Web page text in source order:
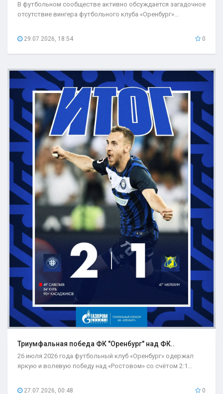
В футбольном сообществе активно обсуждается загадочное
отсутствие вингера футбольного клуба «Оренбург»...
29.07.2026, 18:54 0
Триумфальная победа ФК "Оренбург" над ФК..
26 июля 2026 года футбольный клуб «Оренбург» одержал
яркую и волевую победу над «Ростовом» со счётом 2:1...
27.07.2026, 00:48 0